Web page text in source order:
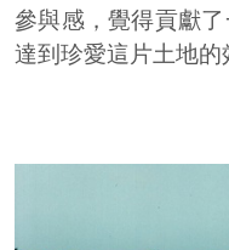
參與感，覺得貢獻
達到珍愛這片土地的